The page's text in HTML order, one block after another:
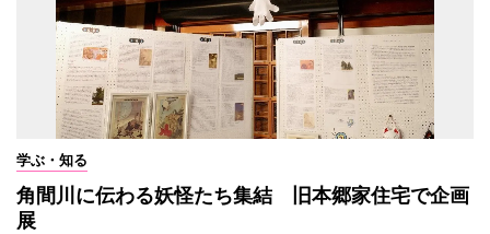
学ぶ・知る
角間川に伝わる妖怪たち集結 旧本郷家住宅で企画
展